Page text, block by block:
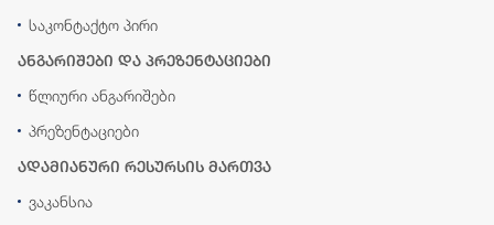
საკონტაქტო პირი
ანგარიშები და პრეზენტაციები
წლიური ანგარიშები
პრეზენტაციები
ადამიანური რესურსის მართვა
ვაკანსია